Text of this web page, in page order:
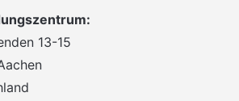
13-15